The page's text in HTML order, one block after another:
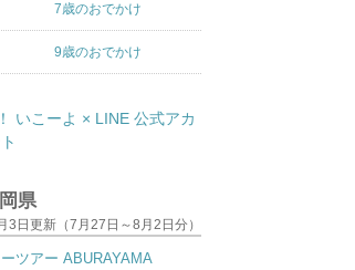
7歳のおでかけ
9歳のおでかけ
県
3日更新（7月27日～8月2日分）
ツアー ABURAYAMA